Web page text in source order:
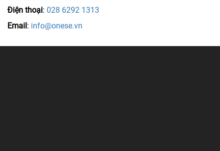
Điện thoại: 028 6292 1313
Email: info@onese.vn